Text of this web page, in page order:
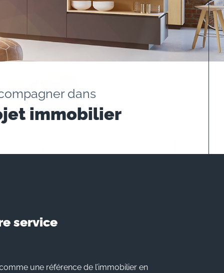
dans
immobilier
service
une référence de l’immobilier en